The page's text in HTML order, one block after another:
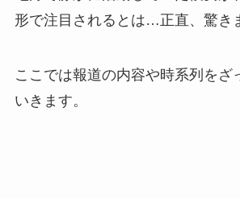
形で注目されるとは…正直、驚き
ここでは報道の内容や時系列をざ
いきます。